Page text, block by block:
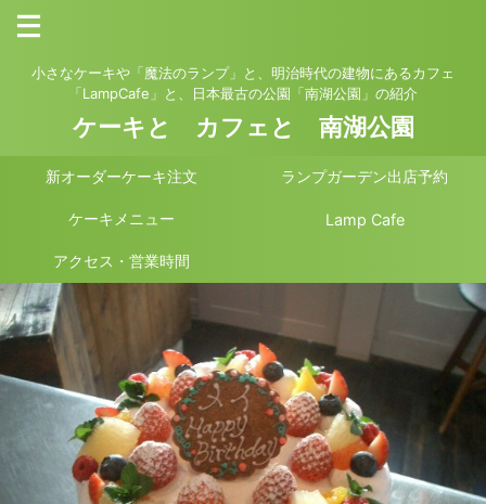
小さなケーキや「魔法のランプ」と、明治時代の建物にあるカフェ
「LampCafe」と、日本最古の公園「南湖公園」の紹介
ケーキと カフェと 南湖公園
新オーダーケーキ注文 ランプガーデン出店予約
ケーキメニュー Lamp Cafe
アクセス・営業時間